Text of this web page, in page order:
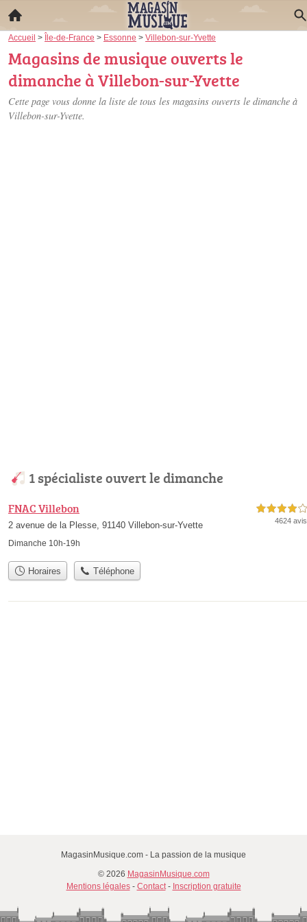
Accueil > Île-de-France > Essonne > Villebon-sur-Yvette
Magasins de musique ouverts le
dimanche à Villebon-sur-Yvette
Cette page vous donne la liste de tous les magasins ouverts le dimanche à
Villebon-sur-Yvette.
1 spécialiste ouvert le dimanche
FNAC Villebon
2 avenue de la Plesse, 91140 Villebon-sur-Yvette
Dimanche 10h-19h
4,0 étoiles sur 5
4624 avis
Horaires Téléphone
MagasinMusique.com - La passion de la musique
© 2026 MagasinMusique.com
Mentions légales- Contact- Inscription gratuite